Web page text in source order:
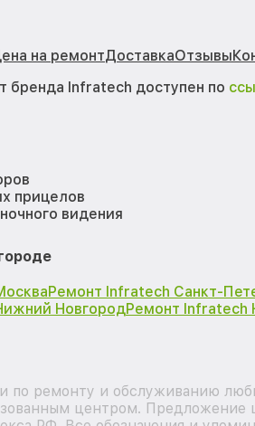
на ремонтДоставкаОтзывы
бренда Infratech доступен по
прицелов
видения
Ремонт Infratech Санкт-
НовгородРемонт Infratech
по ремонту и обслуживанию
центром.